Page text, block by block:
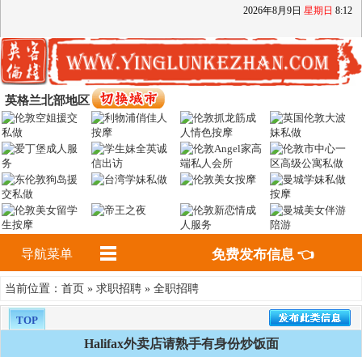
2026年8月 9日 星期日 8:12
英格兰北部地区
导航菜单 免费发布信息 👈
当前位置： 首页 » 求职招聘 » 全职招聘
TOP
Halifax外卖店请熟手有身份炒饭面